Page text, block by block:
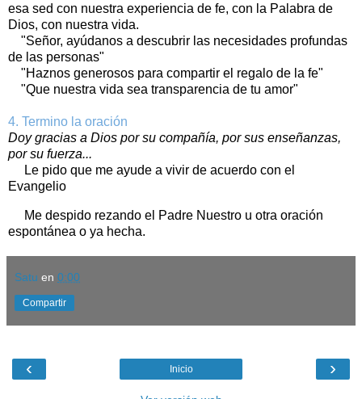
esa sed con nuestra experiencia de fe, con la Palabra de
Dios, con nuestra vida.
"Señor, ayúdanos a descubrir las necesidades profundas
de las personas"
"Haznos generosos para compartir el regalo de la fe"
"Que nuestra vida sea transparencia de tu amor"
4. Termino la oración
Doy gracias a Dios por su compañía, por sus enseñanzas,
por su fuerza...
Le pido que me ayude a vivir de acuerdo con el
Evangelio
Me despido rezando el Padre Nuestro u otra oración
espontánea o ya hecha.
Satu en 0:00
Compartir
‹ ›
Inicio